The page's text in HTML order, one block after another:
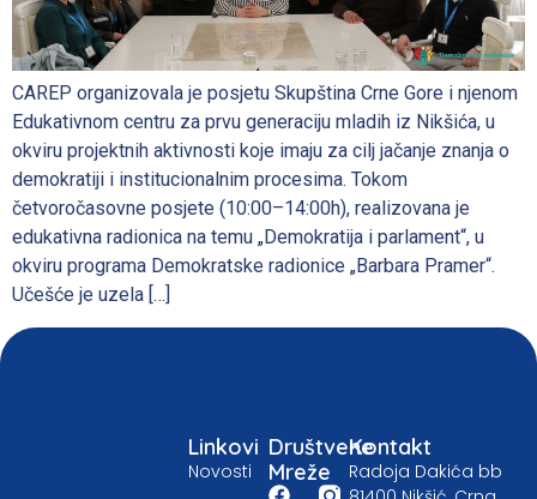
CAREP organizovala je posjetu Skupština Crne Gore i njenom
Edukativnom centru za prvu generaciju mladih iz Nikšića, u
okviru projektnih aktivnosti koje imaju za cilj jačanje znanja o
demokratiji i institucionalnim procesima. Tokom
četvoročasovne posjete (10:00–14:00h), realizovana je
edukativna radionica na temu „Demokratija i parlament“, u
okviru programa Demokratske radionice „Barbara Pramer“.
Učešće je uzela […]
Društvene
Mreže
Linkovi
Novosti
Kontakt
Radoja Dakića bb